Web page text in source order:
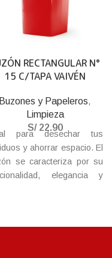
RECTANGULAR N°
15 C/TAPA VAIVÉN
Buzones y Papeleros,
Limpieza
S/22.90
para desechar tus
y ahorrar espacio. El
se caracteriza por su
elegancia y